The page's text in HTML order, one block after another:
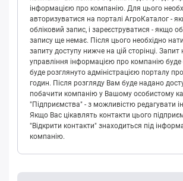
інформацією про компанію. Для цього
авторизуватися на порталі АгроКаталог -
обліковий запис, і зареєструватися - якщо
запису ще немає. Після цього необхідно
запиту доступу нижче на цій сторінці. Запит
управління інформацією про компанію буде
буде розглянуто адміністрацією порталу
годин. Після розгляду Вам буде надано
побачити компанію у Вашому особистому
"Підприємства" - з можливістю редагувати
Якщо Вас цікавлять контакти цього
"Відкрити контакти" знаходиться під
компанію.